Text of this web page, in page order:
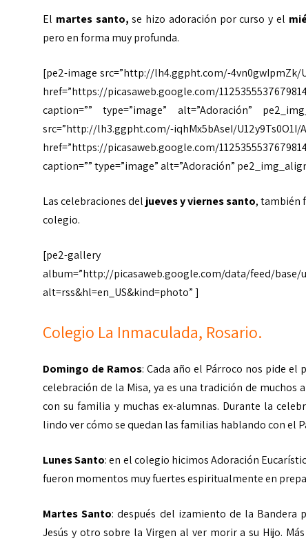
El martes santo, se hizo adoración por curso y el
pero en forma muy profunda.
[pe2-image src=”http://lh4.ggpht.com/-4vn0gwIpmZk/
href=”https://picasaweb.google.com/
caption=”” type=”image” alt=”Adoración”
src=”http://lh3.ggpht.com/-iqhMx5bAseI/U12y9Ts0O1I/
href=”https://picasaweb.google.com/
caption=”” type=”image” alt=”Adoración”
Las celebraciones deljueves y viernes santo, también
colegio.
[pe2-gallery
album=”http://picasaweb.google.com/data/feed/base/
alt=rss&hl=en_US&kind=photo” ]
Colegio La Inmaculada, Rosario.
Domingo de Ramos: Cada año el Párroco nos pide
celebración de la Misa, ya es una tradición de
con su familia y muchas ex-alumnas. Durante la
lindo ver cómo se quedan las familias hablando con el
Lunes Santo: en el colegio hicimos Adoración
fueron momentos muy fuertes espiritualmente en
Martes Santo: después del izamiento de la Bandera
Jesús y otro sobre la Virgen al ver morir a su Hijo.